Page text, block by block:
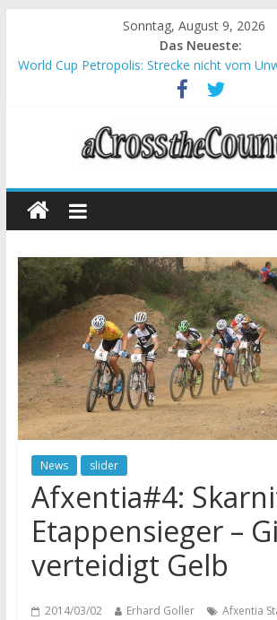
Sonntag, August 9, 2026
Das Neueste:
World Cup Petropolis: Strecke nicht vom
Krumbach und Obergessertshausen:
Supercup Massi Banyoles: Siege für Carod
Halbzeit beim Andalucia Bike Race:
Chelva: Schweizer Doppelsieg beim ersten
News slider
Afxentia#4:
Etappensieger –
verteidigt Gelb
2014/03/02 Erhard Goller Afxentia